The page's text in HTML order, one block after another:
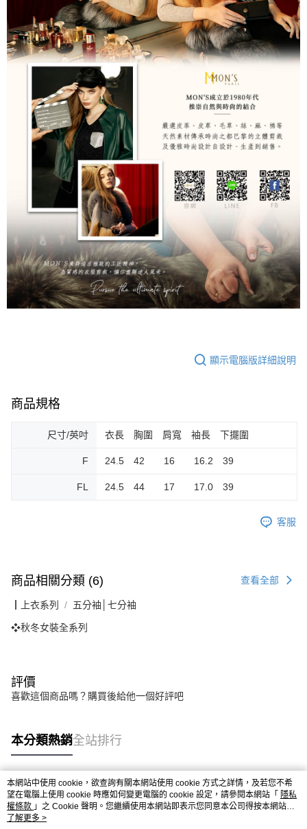
顯示電腦版詳細說明
商品規格
尺寸/英吋 衣長 胸圍 肩寬 袖長 下擺圍
F 24.5 42 16 16.2 39
FL 24.5 44 17 17.0 39
客服
商品相關分類 (6) 查看全部
┃上衣系列 五分袖│七分袖
❖秋冬女裝全系列
評價
喜歡這個商品嗎？購買後給他一個好評吧
本分類熱銷全站排行
熱門標籤
本網站中使用 cookie，欲查詢有關本網站使用 cookie 方式之詳情，及若您不希
望在電腦上使用 cookie 時應如何變更電腦的 cookie 設定，請參閱本網站「 隱私
權條款 」之 Cookie 聲明。您繼續使用本網站即表示您同意本公司得按本網站使
用條款之 Cookie 聲明使用 cookie。
了解更多 >